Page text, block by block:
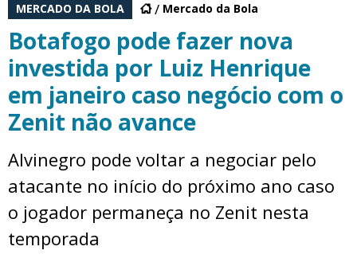
MERCADO DA BOLA Mercado da Bola
Botafogo pode fazer nova
investida por Luiz Henrique
em janeiro caso negócio com o
Zenit não avance
Alvinegro pode voltar a negociar pelo
atacante no início do próximo ano caso
o jogador permaneça no Zenit nesta
temporada